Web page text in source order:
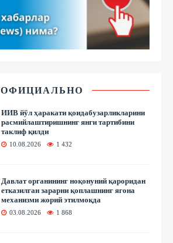
ОФИЦИАЛЬНО
ИИВ йўл ҳаракати қоидабузарликларини
расмийлаштиришнинг янги тартибини
таклиф қилди
10.08.2026 1 432
Давлат органининг ноқонуний қароридан
етказилган зарарни қоплашнинг ягона
механизми жорий этилмоқда
03.08.2026 1 868